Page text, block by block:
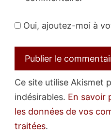
Oui, ajoutez-moi à
Ce site utilise Akismet
indésirables. En savoir
les données de vos
traitées.